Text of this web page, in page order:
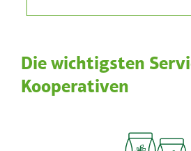
Die wichtigsten
Kooperativen